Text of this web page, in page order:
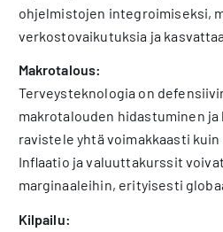
ohjelmistojen integroimiseksi,
verkostovaikutuksia ja
Makrotalous:
Terveysteknologia on
makrotalouden hidastuminen
ravistele yhtä voimakkaasti
Inflaatio ja valuuttakurssit
marginaaleihin, erityisesti
Kilpailu: